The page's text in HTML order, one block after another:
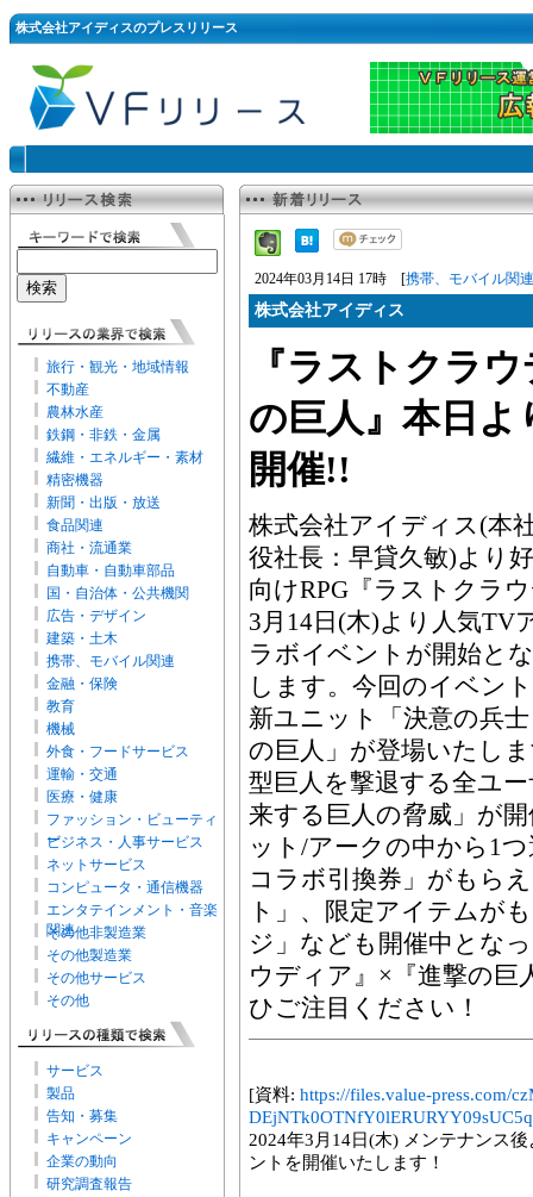
株式会社アイディスのプレスリリース
旅行・観光・地域情報
不動産
農林水産
鉄鋼・非鉄・金属
繊維・エネルギー・素材
精密機器
新聞・出版・放送
食品関連
商社・流通業
自動車・自動車部品
国・自治体・公共機関
広告・デザイン
建築・土木
携帯、モバイル関連
金融・保険
教育
機械
外食・フードサービス
運輸・交通
医療・健康
ファッション・ビューティ
ー
ビジネス・人事サービス
ネットサービス
コンピュータ・通信機器
エンタテインメント・音楽
関連
その他非製造業
その他製造業
その他サービス
その他
サービス
製品
告知・募集
キャンペーン
企業の動向
研究調査報告
2024年03月14日 17時 [携帯、モバイル関連
株式会社アイディス
『ラストクラ
の巨人』本日
開催!!
株式会社アイディス(本
役社長：早貸久敏)より
向けRPG『ラストクラ
3月14日(木)より人気TV
ラボイベントが開始と
します。今回のイベン
新ユニット「決意の兵
の巨人」が登場いたし
型巨人を撃退する全ユ
来する巨人の脅威」が
ット/アークの中から1
コラボ引換券」がもら
ト」、限定アイテムが
ジ」なども開催中とな
ウディア』×『進撃の
ひご注目ください！
[資料: https://files.value-press.com/
2024年3月14日(木) メンテナンス
ントを開催いたします！